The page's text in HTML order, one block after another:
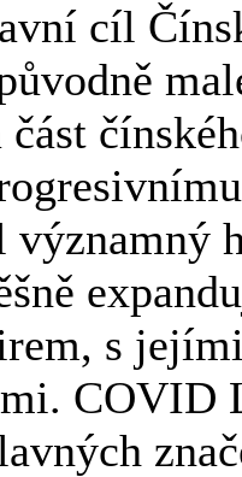
cíl
část
významný
s
COVID